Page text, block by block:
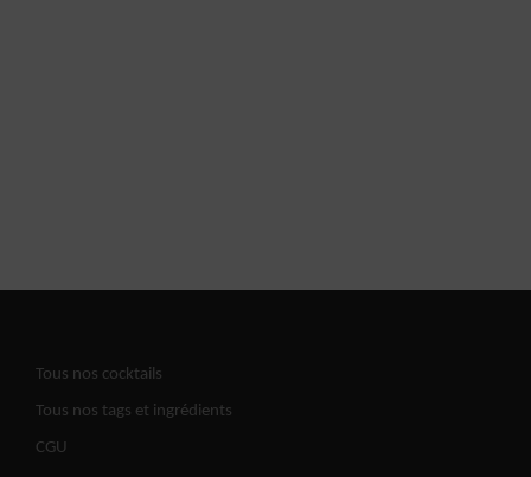
Tous nos cocktails
Tous nos tags et ingrédients
CGU